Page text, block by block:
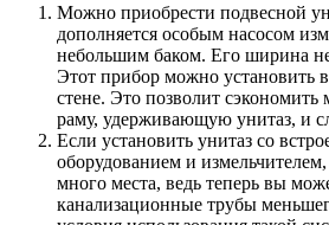
Можно приобрести подвесной
дополняется особым насосом
небольшим баком. Его ширина
Этот прибор можно установить
стене. Это позволит сэкономить
раму, удерживающую унитаз, и
Если установить унитаз со
оборудованием и
много места, ведь теперь вы
канализационные трубы